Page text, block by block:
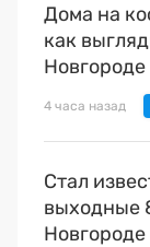
Дома на
как
4 часа назад
Стал
выходные
Новгороде